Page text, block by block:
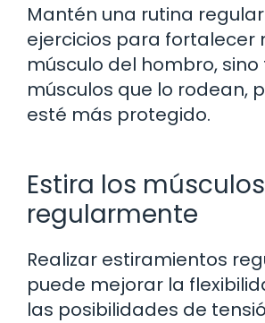
Mantén una rutina
ejercicios para fortalecer
músculo del hombro,
músculos que lo rodean,
esté más protegido.
Estira los músculos
regularmente
Realizar estiramientos
puede mejorar la
las posibilidades de